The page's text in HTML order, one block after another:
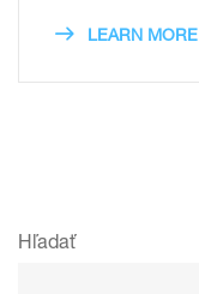
LEARN MORE
Hľadať